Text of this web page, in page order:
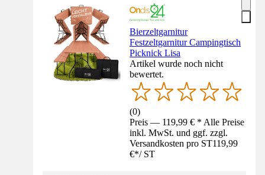
Bierzeltgarnitur
Festzeltgarnitur Campingtisch
Picknick Lisa
Artikel wurde noch nicht
bewertet.
(0)
Preis — 119,99 € * Alle Preise
inkl. MwSt. und ggf. zzgl.
Versandkosten pro ST119,99
€*/ ST